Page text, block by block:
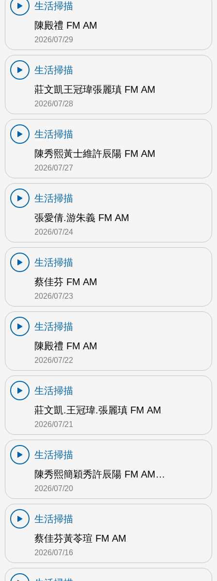
生活掃描
陳殿禮 FM AM
2026/07/29
生活掃描
莊文凱王冠瑋張麗瑱 FM AM
2026/07/28
生活掃描
陳秀熙黃士維許辰陽 FM AM
2026/07/27
生活掃描
張愛倩.游朱義 FM AM
2026/07/24
生活掃描
蔡佳芬 FM AM
2026/07/23
生活掃描
陳殿禮 FM AM
2026/07/22
生活掃描
莊文凱.王冠瑋.張麗瑱 FM AM
2026/07/21
生活掃描
陳秀熙簡穎秀許辰陽 FM AM…
2026/07/20
生活掃描
蔡佳芬黃苓瑄 FM AM
2026/07/16